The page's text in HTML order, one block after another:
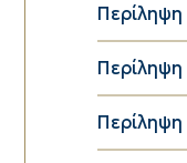
Περίληψη